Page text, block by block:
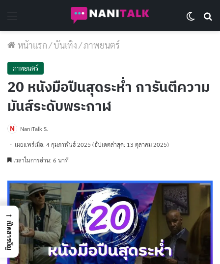
หน้าแรก/บันเทิง/ภาพยนตร์
ภาพยนตร์
20 หนังมือปืนสุดระห่ำ การันตีความ
มันส์ระดับพระกาฬ
NaniTalk S.
เผยแพร่เมื่อ: 4 กุมภาพันธ์ 2025 (อัปเดตล่าสุด: 13 ตุลาคม 2025)
เวลาในการอ่าน: 6 นาที
→
เปิดสารบัญ